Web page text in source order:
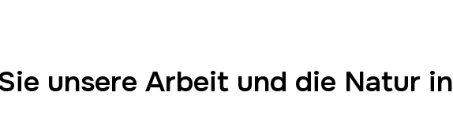
unsere Arbeit und die Natur in